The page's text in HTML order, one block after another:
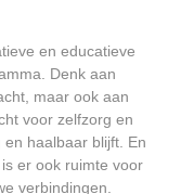
en educatieve
Denk aan
maar ook aan
voor zelfzorg en
haalbaar blijft. En
er ook ruimte voor
verbindingen.